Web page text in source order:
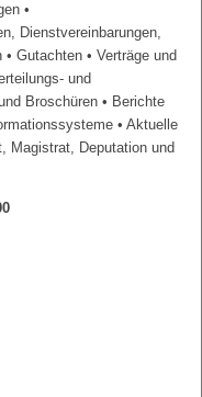
•
Dienstvereinbarungen,
• Gutachten • Verträge und
und
Broschüren • Berichte
• Aktuelle
Magistrat, Deputation und